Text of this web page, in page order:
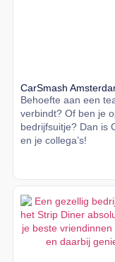
CarSmash
Behoefte aan een
verbindt? Of ben je
bedrijfsuitje? Dan is
en je collega’s!